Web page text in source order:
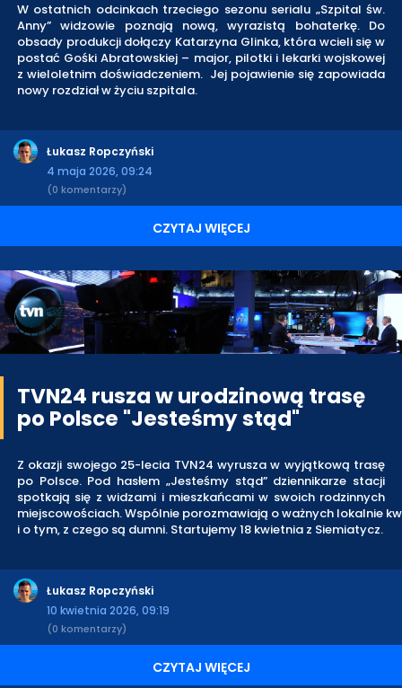
W ostatnich odcinkach trzeciego sezonu serialu „Szpital św.
Anny” widzowie poznają nową, wyrazistą bohaterkę. Do
obsady produkcji dołączy Katarzyna Glinka, która wcieli się w
postać Gośki Abratowskiej – major, pilotki i lekarki wojskowej
z wieloletnim doświadczeniem. Jej pojawienie się zapowiada
nowy rozdział w życiu szpitala.
Łukasz Ropczyński
4 maja 2026, 09:24
(0 komentarzy)
CZYTAJ WIĘCEJ
TVN24 rusza w urodzinową trasę
po Polsce "Jesteśmy stąd"
Z okazji swojego 25-lecia TVN24 wyrusza w wyjątkową trasę
po Polsce. Pod hasłem „Jesteśmy stąd” dziennikarze stacji
spotkają się z widzami i mieszkańcami w swoich rodzinnych
miejscowościach. Wspólnie porozmawiają o ważnych lokalnie
i o tym, z czego są dumni. Startujemy 18 kwietnia z Siemiatycz.
Łukasz Ropczyński
10 kwietnia 2026, 09:19
(0 komentarzy)
CZYTAJ WIĘCEJ